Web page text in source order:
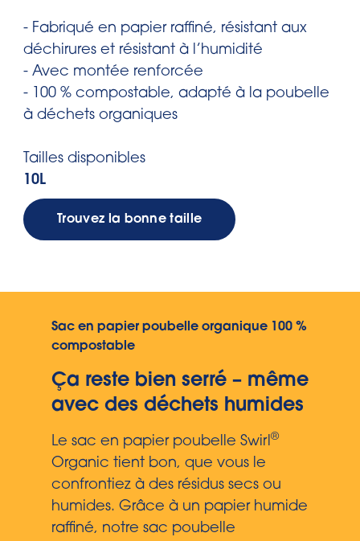
- Fabriqué en papier raffiné, résistant aux
déchirures et résistant à l’humidité
- Avec montée renforcée
- 100 % compostable, adapté à la poubelle
à déchets organiques
Tailles disponibles
10L
Trouvez la bonne taille
Sac en papier poubelle organique 100 %
compostable
Ça reste bien serré – même
avec des déchets humides
Le sac en papier poubelle Swirl®
Organic tient bon, que vous le
confrontiez à des résidus secs ou
humides. Grâce à un papier humide
raffiné, notre sac poubelle